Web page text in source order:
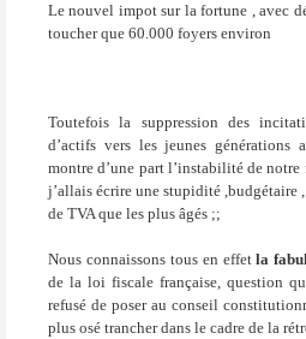
Le nouvel impot sur la fortune , avec
toucher que 60.000 foyers environ
Toutefois la suppression des
d’actifs vers les jeunes générations
montre d’une part l’instabilité de notre
j’allais écrire une stupidité ,budgétaire
de TVA que les plus âgés ;;
Nous connaissons tous en effetla
de la loi fiscale française, question
refusé de poser au conseil
plus osé trancher dans le cadre de la